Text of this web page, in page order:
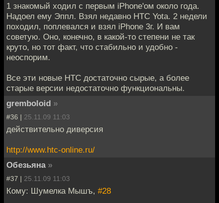
1 знакомый ходил с первым iPhonе'ом около года.
Надоел ему Эппл. Взял недавно HTC Yota. 2 недели
походил, поплевался и взял iPhone 3г. И вам
советую. Оно, конечно, в какой-то степени не так
круто, но тот факт, что стабильно и удобно -
неоспорим.
Все эти новые HTC достаточно сырые, а более
старые версии недостаточно функциональны.
gremboloid »
#36 | 25.11.09 11:03
действительно диверсия
http://www.htc-online.ru/
Обезьяна »
#37 | 25.11.09 11:03
Кому: Шумелка Мышъ, #28